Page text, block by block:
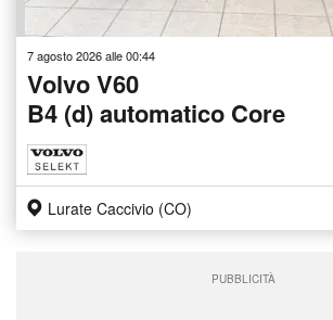
7 agosto 2026 alle 00:44
Volvo V60
B4 (d) automatico Core
Lurate Caccivio (CO)
PUBBLICITÀ